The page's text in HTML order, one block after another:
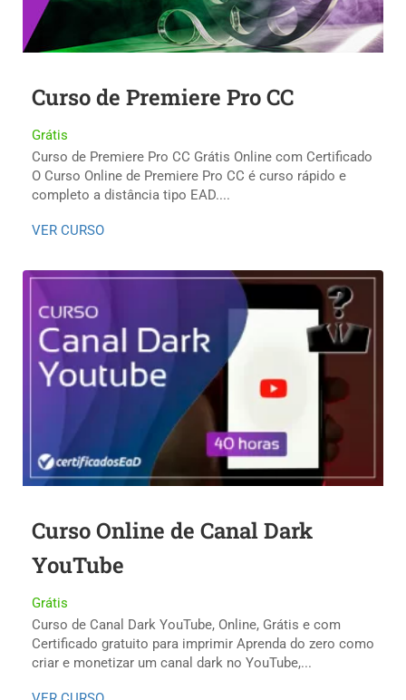
Curso de Premiere Pro CC
Grátis
Curso de Premiere Pro CC Grátis Online com Certificado
O Curso Online de Premiere Pro CC é curso rápido e
completo a distância tipo EAD....
VER CURSO
Curso Online de Canal Dark
YouTube
Grátis
Curso de Canal Dark YouTube, Online, Grátis e com
Certificado gratuito para imprimir Aprenda do zero como
criar e monetizar um canal dark no YouTube,...